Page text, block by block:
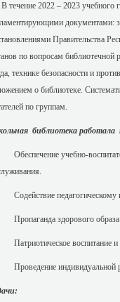
2022 – 2023 учебного
документами:
Правительства
по вопросам библиотечной
технике безопасности и
о библиотеке.
по группам.
библиотека работала
учебно-
педагогическому
здорового образа
воспитание и
индивидуальной